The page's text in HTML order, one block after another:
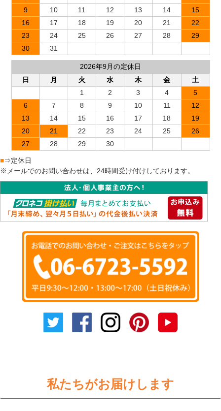
9
10 11 12 13 14
15
16
17 18 19 20 21
22
23
24 25 26 27 28
29
30
31
2026年9月の定休日
日
月 火 水 木 金
土
1
2 3 4
5
6
7 8 9 10 11
12
13
14 15 16 17 18
19
20
21 22 23 24 25
26
27
28 29 30
■⇒定休日
※メールでのお問い合わせは、24時間受け付けしております。
私たちがお届けします